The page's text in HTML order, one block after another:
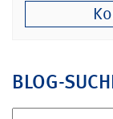
BLOG-